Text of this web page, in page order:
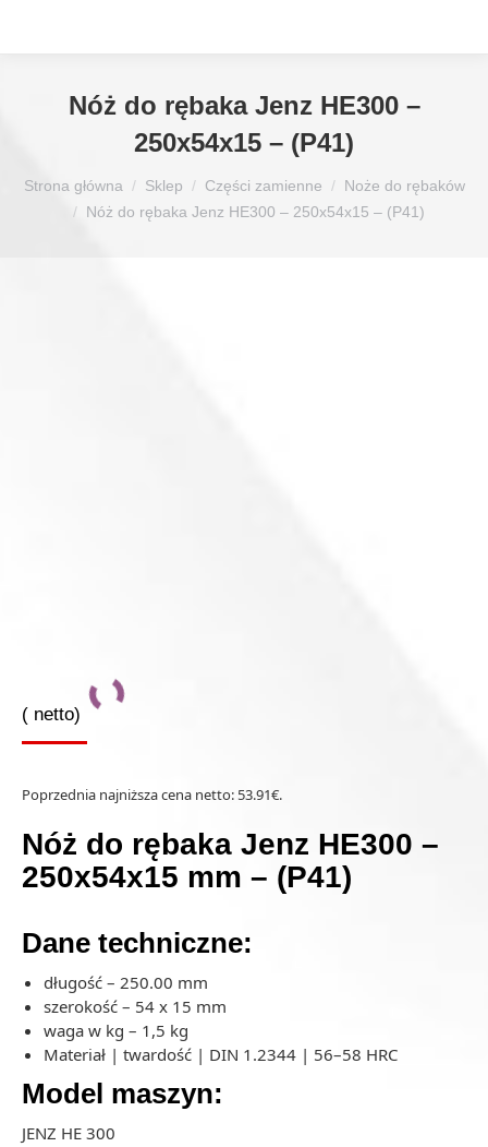
Nóż do rębaka Jenz HE300 –
250x54x15 – (P41)
Strona główna Sklep Części zamienne
Noże do rębaków
Nóż do rębaka Jenz HE300 – 250x54x15 – (P41)
( netto)
Poprzednia najniższa cena netto: 53.91€.
Nóż do rębaka Jenz HE300 –
250x54x15 mm – (P41)
Dane techniczne:
długość – 250.00 mm
szerokość – 54 x 15 mm
waga w kg – 1,5 kg
Materiał | twardość | DIN 1.2344 | 56–58 HRC
Model maszyn:
JENZ HE 300